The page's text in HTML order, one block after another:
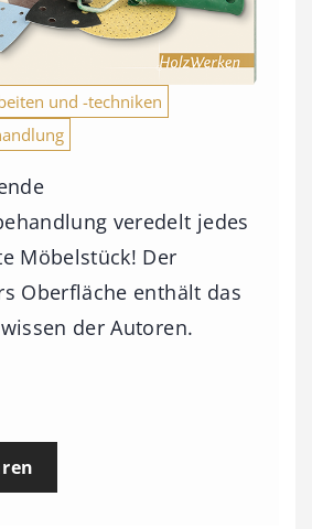
und -techniken
veredelt jedes
Möbelstück! Der
Oberfläche enthält das
der Autoren.